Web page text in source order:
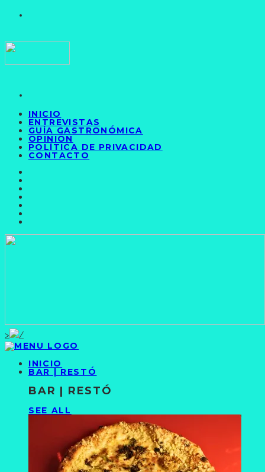
INICIO
ENTREVISTAS
GUÍA GASTRONÓMICA
OPINIÓN
POLÍTICA DE PRIVACIDAD
CONTACTO
>
INICIO
BAR | RESTÓ
BAR | RESTÓ
SEE ALL